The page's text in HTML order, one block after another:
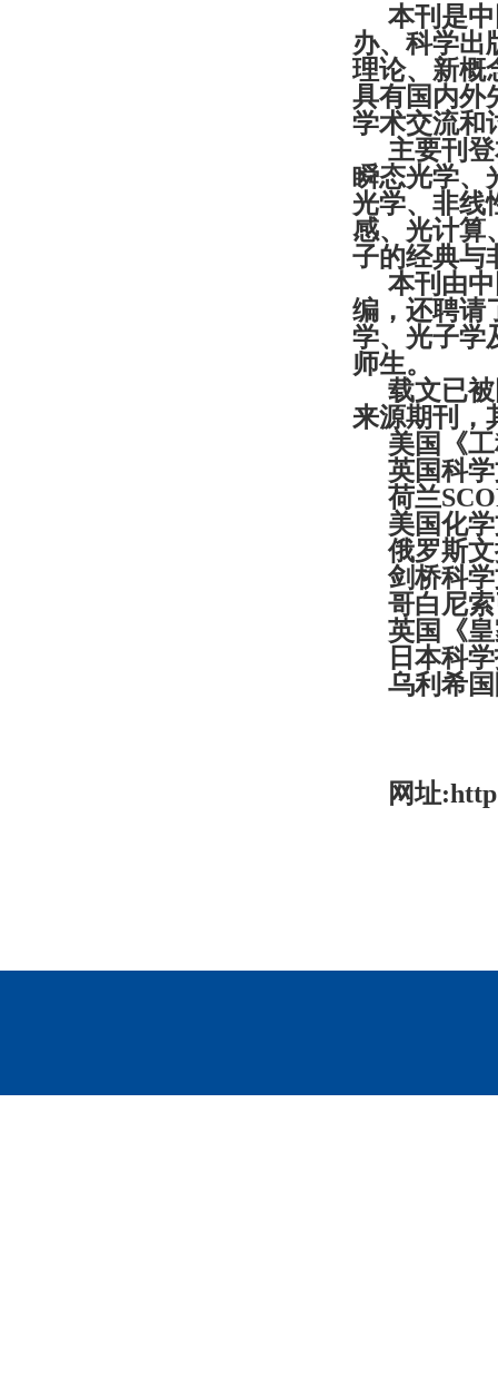
本刊是
办、科学出
理论、新概
具有国内外
学术交流和
主要刊
瞬态光学、
光学、非线
感、光计算
子的经典与
本刊由
编，还聘请
学、光子学
师生。
载文已
来源期刊，
美国《
英国科
荷兰
美国化
俄罗斯
剑桥科
哥白尼
英国《
日本科
乌利希
网址